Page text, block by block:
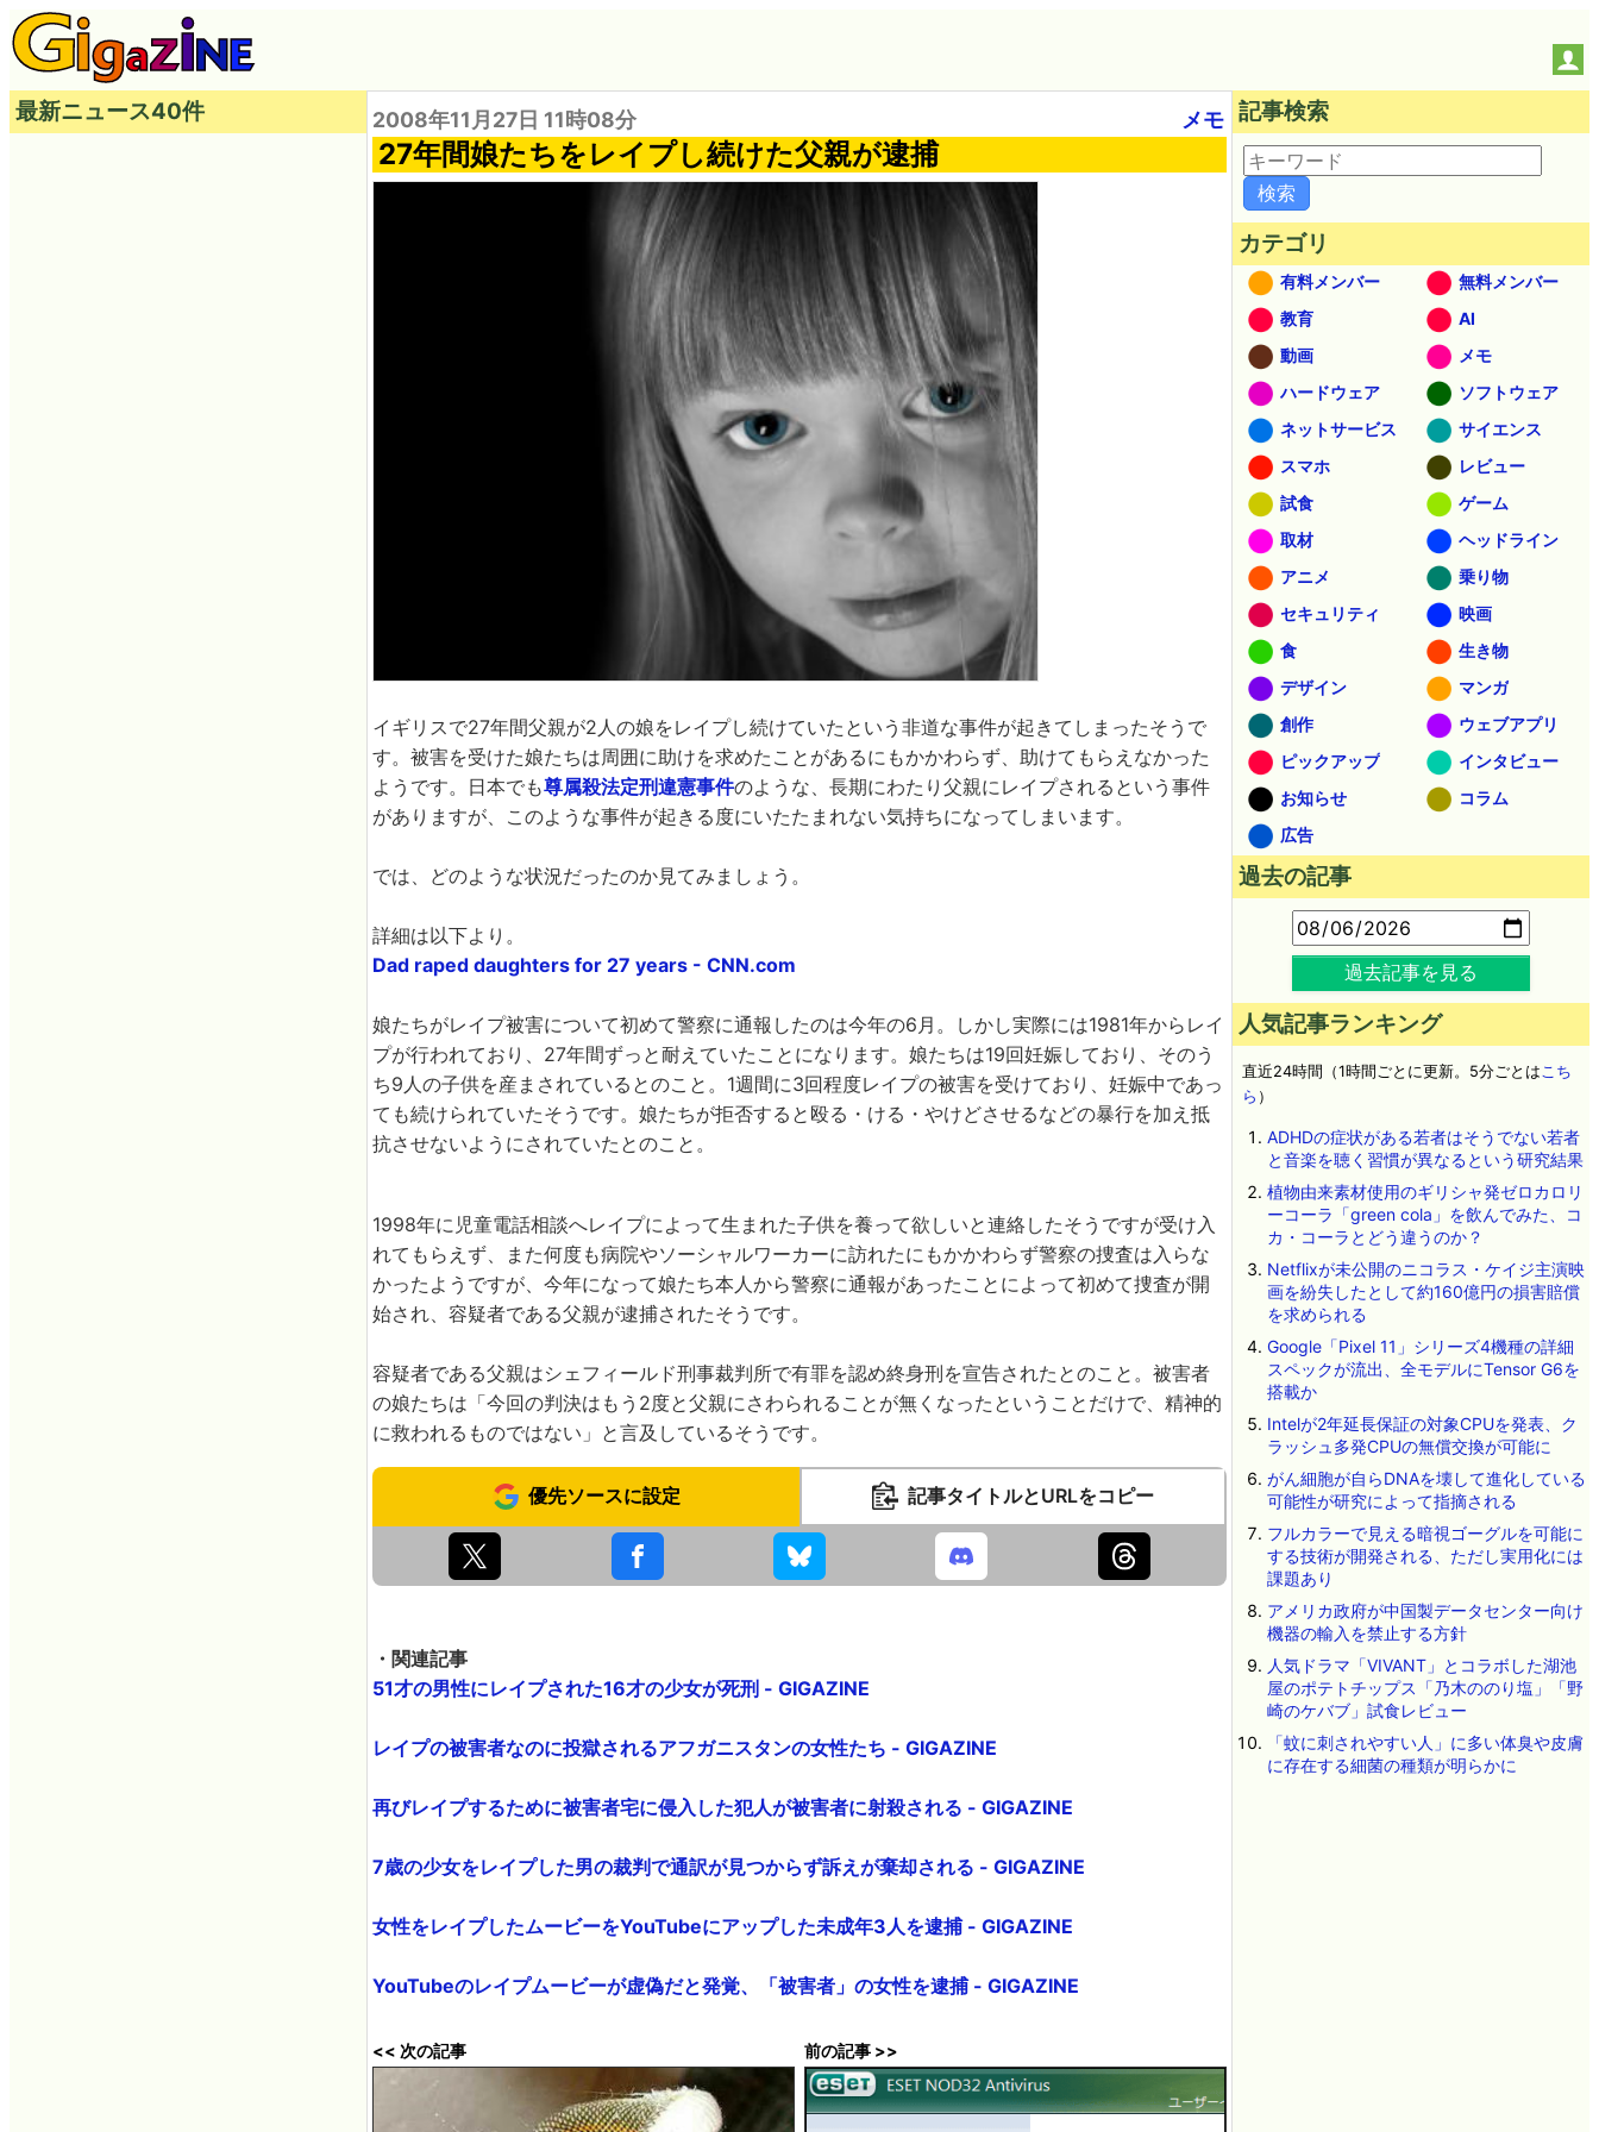
2008年11月27日 11時08分 メモ
27年間娘たちをレイプし続けた父親が逮捕
イギリスで27年間父親が2人の娘をレイプし続けていたという非道な事件が起きてしまったそうで
す。被害を受けた娘たちは周囲に助けを求めたことがあるにもかかわらず、助けてもらえなかった
ようです。日本でも尊属殺法定刑違憲事件のような、長期にわたり父親にレイプされるという事件
がありますが、このような事件が起きる度にいたたまれない気持ちになってしまいます。
では、どのような状況だったのか見てみましょう。
詳細は以下より。
Dad raped daughters for 27 years - CNN.com
娘たちがレイプ被害について初めて警察に通報したのは今年の6月。しかし実際には1981年からレイ
プが行われており、27年間ずっと耐えていたことになります。娘たちは19回妊娠しており、そのう
ち9人の子供を産まされているとのこと。1週間に3回程度レイプの被害を受けており、妊娠中であっ
ても続けられていたそうです。娘たちが拒否すると殴る・ける・やけどさせるなどの暴行を加え抵
抗させないようにされていたとのこと。
1998年に児童電話相談へレイプによって生まれた子供を養って欲しいと連絡したそうですが受け入
れてもらえず、また何度も病院やソーシャルワーカーに訪れたにもかかわらず警察の捜査は入らな
かったようですが、今年になって娘たち本人から警察に通報があったことによって初めて捜査が開
始され、容疑者である父親が逮捕されたそうです。
容疑者である父親はシェフィールド刑事裁判所で有罪を認め終身刑を宣告されたとのこと。被害者
の娘たちは「今回の判決はもう2度と父親にさわられることが無くなったということだけで、精神的
に救われるものではない」と言及しているそうです。
優先ソースに設定 記事タイトルとURLをコピー
・関連記事
51才の男性にレイプされた16才の少女が死刑 - GIGAZINE
レイプの被害者なのに投獄されるアフガニスタンの女性たち - GIGAZINE
再びレイプするために被害者宅に侵入した犯人が被害者に射殺される - GIGAZINE
7歳の少女をレイプした男の裁判で通訳が見つからず訴えが棄却される - GIGAZINE
女性をレイプしたムービーをYouTubeにアップした未成年3人を逮捕 - GIGAZINE
YouTubeのレイプムービーが虚偽だと発覚、「被害者」の女性を逮捕 - GIGAZINE
<< 次の記事 前の記事 >>
最新ニュース40件 記事検索
カテゴリ
有料メンバー
無料メンバー
教育
AI
動画
メモ
ハードウェア
ソフトウェア
ネットサービス
サイエンス
スマホ
レビュー
試食
ゲーム
取材
ヘッドライン
アニメ
乗り物
セキュリティ
映画
食
生き物
デザイン
マンガ
創作
ウェブアプリ
ピックアップ
インタビュー
お知らせ
コラム
広告
過去の記事
過去記事を見る
人気記事ランキング
直近24時間（1時間ごとに更新。5分ごとはこち
ら ）
ADHDの症状がある若者はそうでない若者
と音楽を聴く習慣が異なるという研究結果
植物由来素材使用のギリシャ発ゼロカロリ
ーコーラ「green cola」を飲んでみた、コ
カ・コーラとどう違うのか？
Netflixが未公開のニコラス・ケイジ主演映
画を紛失したとして約160億円の損害賠償
を求められる
Google「Pixel 11」シリーズ4機種の詳細
スペックが流出、全モデルにTensor G6を
搭載か
Intelが2年延長保証の対象CPUを発表、ク
ラッシュ多発CPUの無償交換が可能に
がん細胞が自らDNAを壊して進化している
可能性が研究によって指摘される
フルカラーで見える暗視ゴーグルを可能に
する技術が開発される、ただし実用化には
課題あり
アメリカ政府が中国製データセンター向け
機器の輸入を禁止する方針
人気ドラマ「VIVANT」とコラボした湖池
屋のポテトチップス「乃木ののり塩」「野
崎のケバブ」試食レビュー
「蚊に刺されやすい人」に多い体臭や皮膚
に存在する細菌の種類が明らかに